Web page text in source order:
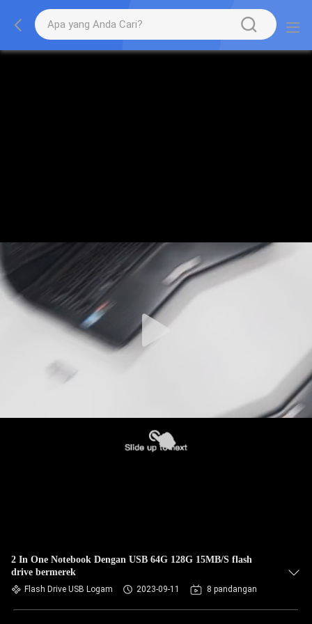
2 In One Notebook Dengan USB 64G 128G 15MB/S flash
drive bermerek
Flash Drive USB Logam 2023-09-11 8 pandangan